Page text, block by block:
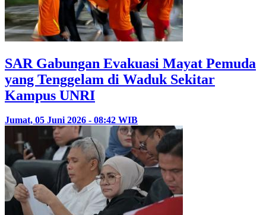
SAR Gabungan Evakuasi Mayat Pemuda
yang Tenggelam di Waduk Sekitar
Kampus UNRI
Jumat, 05 Juni 2026 - 08:42 WIB